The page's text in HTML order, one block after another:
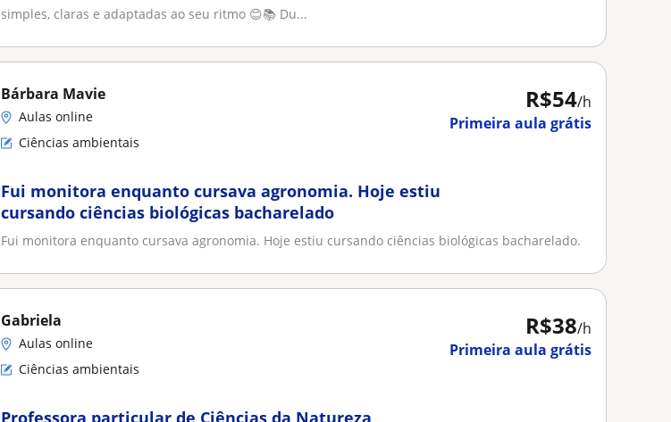
simples, claras e adaptadas ao seu ritmo 😊📚 Du...
R$54/h
Primeira aula grátis
Bárbara Mavie
Aulas online
Ciências ambientais
Fui monitora enquanto cursava agronomia. Hoje estiu
cursando ciências biológicas bacharelado
Fui monitora enquanto cursava agronomia. Hoje estiu cursando ciências biológicas bacharelado.
R$38/h
Primeira aula grátis
Gabriela
Aulas online
Ciências ambientais
Professora particular de Ciências da Natureza